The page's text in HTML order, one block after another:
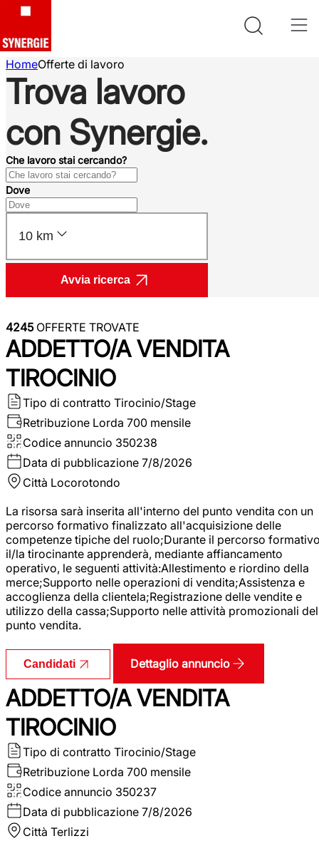
HomeOfferte di lavoro
Trova lavoro
con Synergie.
Che lavoro stai cercando?
Dove
10 km
Avvia ricerca
4245OFFERTE TROVATE
ADDETTO/A VENDITA
TIROCINIO
Tipo di contratto Tirocinio/Stage
Retribuzione Lorda 700 mensile
Codice annuncio 350238
Data di pubblicazione 7/8/2026
Città Locorotondo
La risorsa sarà inserita all'interno del punto vendita con un
percorso formativo finalizzato all'acquisizione delle
competenze tipiche del ruolo;Durante il percorso
il/la tirocinante apprenderà, mediante affiancamento
operativo, le seguenti attività:Allestimento e riordino della
merce;Supporto nelle operazioni di vendita;Assistenza e
accoglienza della clientela;Registrazione delle vendite e
utilizzo della cassa;Supporto nelle attività promozionali del
punto vendita.
Candidati Dettaglio annuncio
ADDETTO/A VENDITA
TIROCINIO
Tipo di contratto Tirocinio/Stage
Retribuzione Lorda 700 mensile
Codice annuncio 350237
Data di pubblicazione 7/8/2026
Città Terlizzi